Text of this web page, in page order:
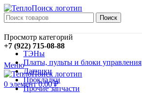
Поиск
+7 (922) 715-08-88
Меню
0 элемент 0,00₽
Просмотр категорий
ТЭНы
Платы, пульты и блоки управления
Датчики
Прокладки
Прочие запчасти